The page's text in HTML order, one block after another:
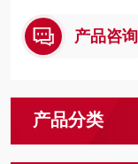
产品咨询
产品分类